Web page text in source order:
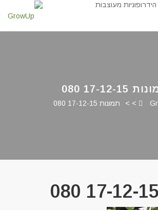
17-12-15 080
> > תמונות 17-12-15 080